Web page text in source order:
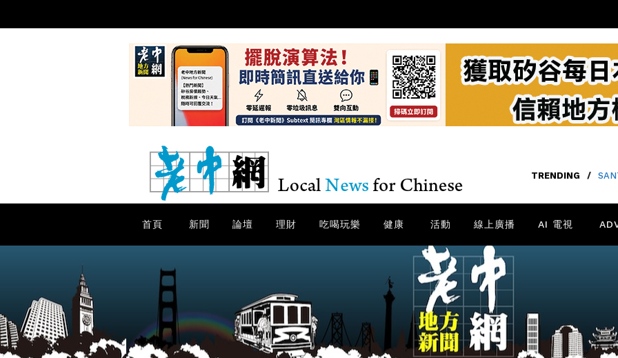
TRENDING /
首頁 新聞 論壇 理財 吃喝玩樂 健康 活動 線上廣播 AI 電視